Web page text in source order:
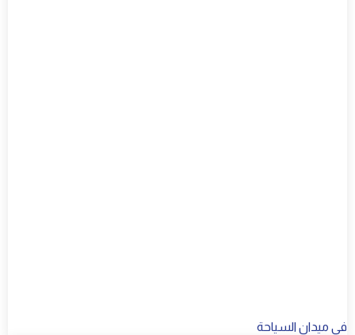
في ميدان السياحة